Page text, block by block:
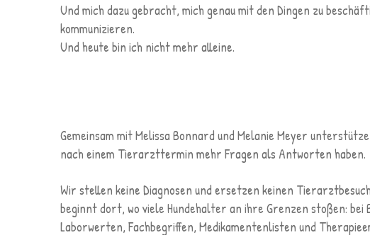
Und mich dazu gebracht, mich genau mit den Dingen zu
kommunizieren.
Und heute bin ich nicht mehr alleine.
Gemeinsam mit Melissa Bonnard und Melanie Meyer
nach einem Tierarzttermin mehr Fragen als Antworten haben.
Wir stellen keine Diagnosen und ersetzen keinen
beginnt dort, wo viele Hundehalter an ihre Grenzen stoßen: bei
Laborwerten, Fachbegriffen, Medikamentenlisten und